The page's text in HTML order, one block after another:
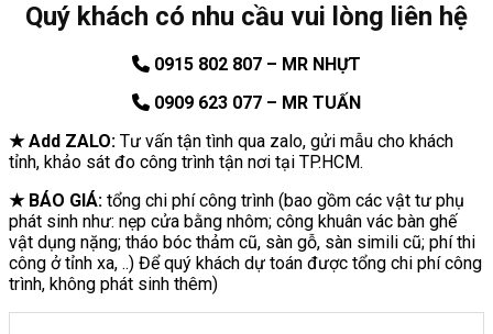
Quý khách có nhu cầu vui lòng liên hệ
0915 802 807 – MR NHỰT
0909 623 077 – MR TUẤN
★ Add ZALO: Tư vấn tận tình qua zalo, gửi mẫu cho khách
tỉnh, khảo sát đo công trình tận nơi tại TP.HCM.
★ BÁO GIÁ: tổng chi phí công trình (bao gồm các vật tư phụ
phát sinh như: nẹp cửa bằng nhôm; công khuân vác bàn ghế
vật dụng nặng; tháo bóc thảm cũ, sàn gỗ, sàn simili cũ; phí thi
công ở tỉnh xa, ..) Để quý khách dự toán được tổng chi phí công
trình, không phát sinh thêm)